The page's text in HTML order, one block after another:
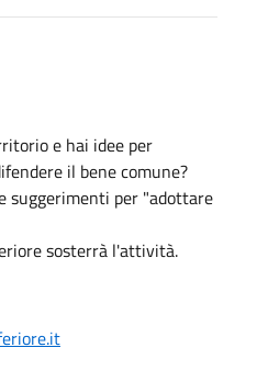
e hai idee per
il bene comune?
suggerimenti per "adottare
sosterrà l'attività.